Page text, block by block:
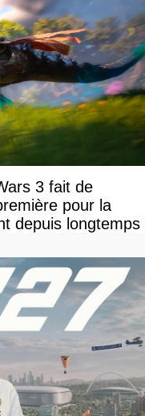
3 fait de
pour la
depuis longtemps